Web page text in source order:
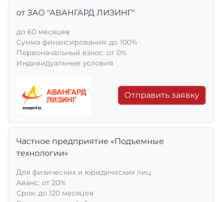
от ЗАО "АВАНГАРД ЛИЗИНГ"
до 60 месяцев
Сумма финансирования: до 100%
Первоначальный взнос: от 0%
Индивидуальные условия
Отправить заявку
Частное предприятие «Подъемные
технологии»
Для физических и юридических лиц
Aванс: от 20%
Срок: до 120 месяцев